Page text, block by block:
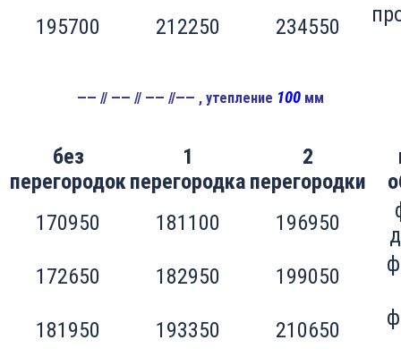
195700 212250 234550
—— // —— // —— //—— , утепление 100 мм
без
перегородок
1
перегородка
2
перегородки
170950
181100 196950
172650
182950 199050
181950 193350 210650